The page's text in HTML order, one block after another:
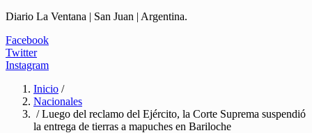
Diario La Ventana | San Juan | Argentina.
Facebook
Twitter
Instagram
Inicio /
Nacionales
/ Luego del reclamo del Ejército, la Corte Suprema suspendió
la entrega de tierras a mapuches en Bariloche